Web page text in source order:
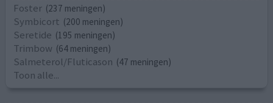
Foster (237 meningen)
Symbicort (200 meningen)
Seretide (195 meningen)
Trimbow (64 meningen)
Salmeterol/Fluticason (47 meningen)
Toon alle...